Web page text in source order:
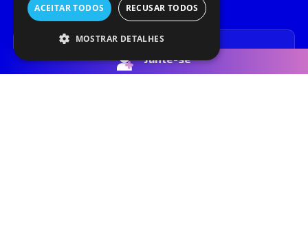
Junte-se
Forneça o seu email
Forneça o seu nome
ACEITAR TODOS RECUSAR TODOS
MOSTRAR DETALHES